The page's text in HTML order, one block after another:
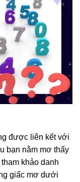
được liên kết với
bạn nằm mơ thấy
khảo danh
giấc mơ dưới